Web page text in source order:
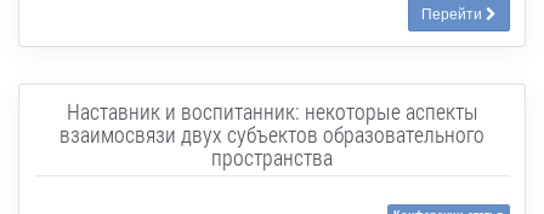
Перейти
Наставник и воспитанник: некоторые аспекты
взаимосвязи двух субъектов образовательного
пространства